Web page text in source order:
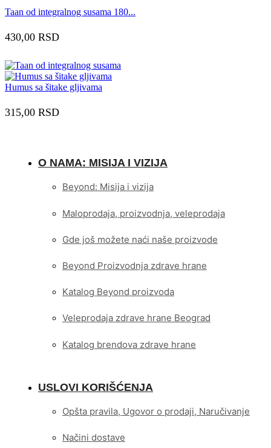
Taan od integralnog susama 180...
430,00 RSD
Humus sa šitake gljivama
315,00 RSD
O NAMA: MISIJA I VIZIJA
Beyond: Misija i vizija
Maloprodaja, proizvodnja, veleprodaja
Gde još možete naći naše proizvode
Beyond Proizvodnja zdrave hrane
Katalog Beyond proizvoda
Veleprodaja zdrave hrane Beograd
Katalog brendova zdrave hrane
USLOVI KORIŠĆENJA
Opšta pravila, Ugovor o prodaji, Naručivanje
Načini dostave